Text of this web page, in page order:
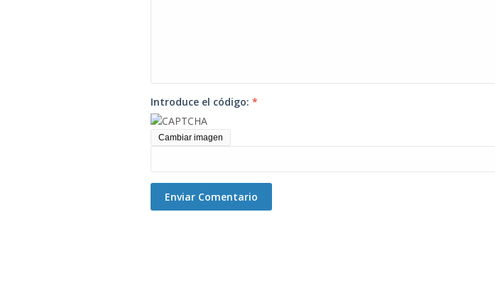
Introduce el código: *
Cambiar imagen
Enviar Comentario